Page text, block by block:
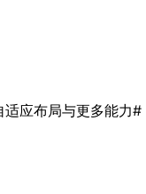
应布局与更多能力#